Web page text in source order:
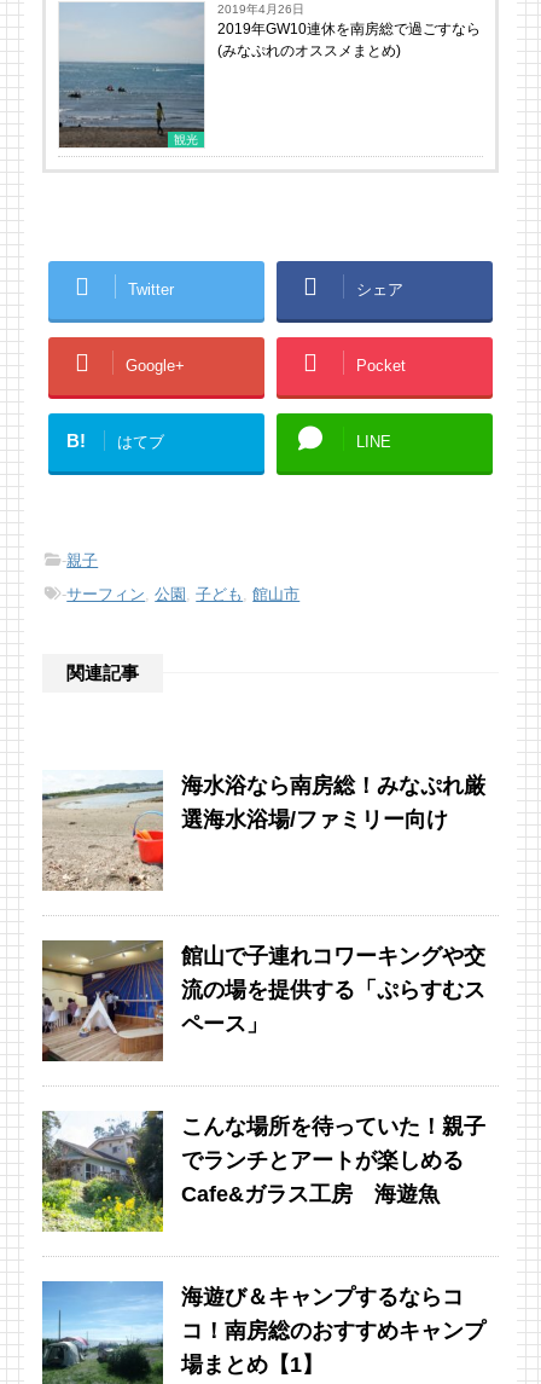
観光
2019年4月26日
2019年GW10連休を南房総で過ごすなら
(みなぷれのオススメまとめ)
Twitter シェア
Google+ Pocket
B! はてブ LINE
-親子
-サーフィン ,公園 ,子ども ,館山市
関連記事
海水浴なら南房総！みなぷれ厳
選海水浴場/ファミリー向け
館山で子連れコワーキングや交
流の場を提供する「ぷらすむス
ペース」
こんな場所を待っていた！親子
でランチとアートが楽しめる
Cafe&ガラス工房 海遊魚
海遊び＆キャンプするならコ
コ！南房総のおすすめキャンプ
場まとめ【1】